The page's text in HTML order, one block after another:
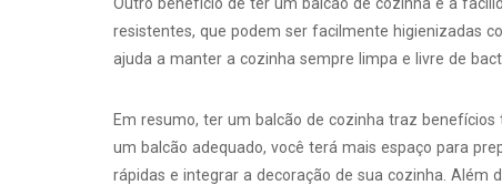
resistentes, que podem ser facilmente higienizadas
ajuda a manter a cozinha sempre limpa e livre de
Em resumo, ter um balcão de cozinha traz
um balcão adequado, você terá mais espaço para
rápidas e integrar a decoração de sua cozinha. Além